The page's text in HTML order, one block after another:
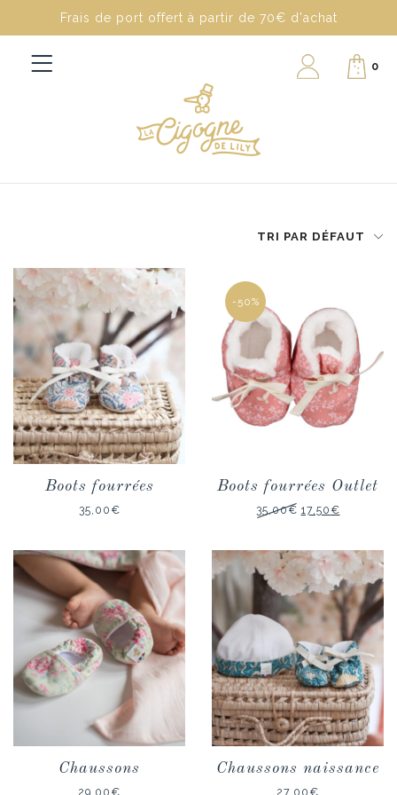
Frais de port offert à partir de 70€ d'achat
0
TRI PAR DÉFAUT
Boots fourrées
35,00 €
-50%
Boots fourrées Outlet
35,00€ Le
était :
35,00€.
17,50 €Le
est :
17,50€.
Chaussons
29,00 €
Chaussons naissance
27,00 €